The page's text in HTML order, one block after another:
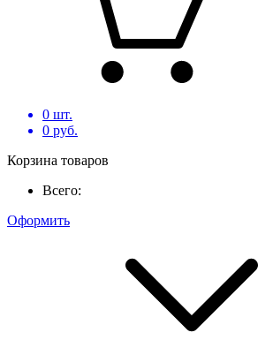
0 шт.
0 руб.
Корзина товаров
Всего:
Оформить